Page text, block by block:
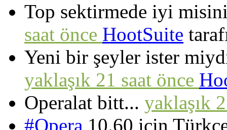
Top sektirmede iyi
saat önce HootSuite
Yeni bir şeyler ister
yaklaşık 21 saat önce
Operalat bitt... yaklaşık
#Opera 10.60 için